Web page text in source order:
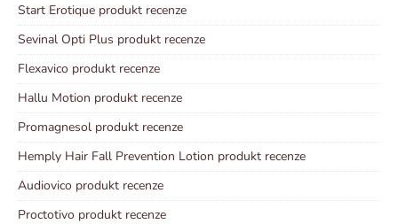
Start Erotique produkt recenze
Sevinal Opti Plus produkt recenze
Flexavico produkt recenze
Hallu Motion produkt recenze
Promagnesol produkt recenze
Hemply Hair Fall Prevention Lotion produkt recenze
Audiovico produkt recenze
Proctotivo produkt recenze